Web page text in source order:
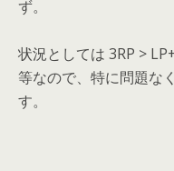
ず。
状況としては 3RP >
等なので、特に問題な
す。